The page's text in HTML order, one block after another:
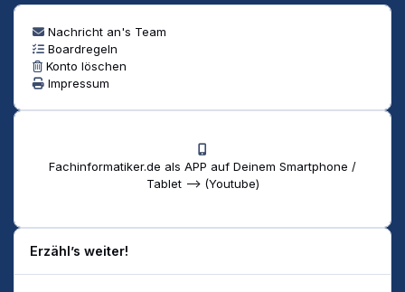
Nachricht an's Team
Boardregeln
Konto löschen
Impressum
Fachinformatiker.de als APP auf Deinem Smartphone /
Tablet --> (Youtube)
Erzähl’s weiter!